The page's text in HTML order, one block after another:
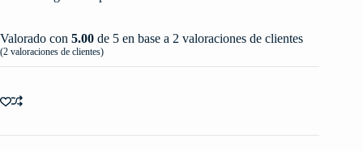
Valorado con 5.00 de 5 en base a 2 valoraciones de clientes
(2 valoraciones de clientes)